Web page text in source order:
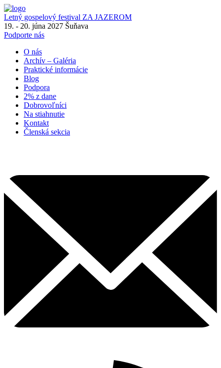
Letný gospelový festival ZA JAZEROM
19. - 20. júna 2027 Šuňava
Podporte nás
O nás
Archív – Galéria
Praktické informácie
Blog
Podpora
2% z dane
Dobrovoľníci
Na stiahnutie
Kontakt
Členská sekcia